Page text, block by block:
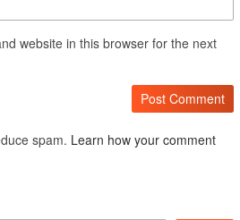
website in this browser for the next
spam. Learn how your comment